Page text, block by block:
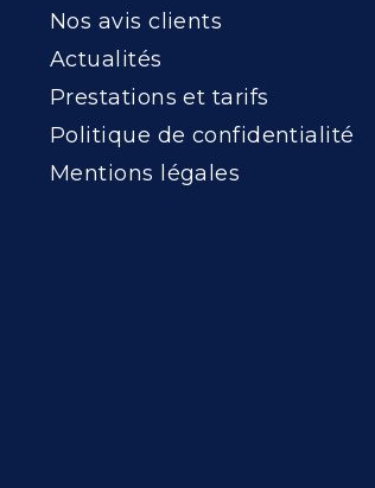
Nos avis clients
Actualités
Prestations et tarifs
Politique de confidentialité
Mentions légales